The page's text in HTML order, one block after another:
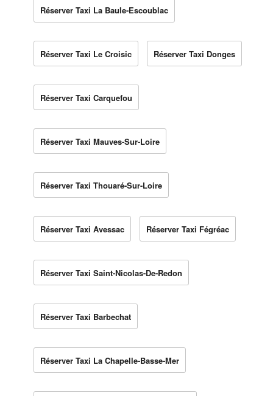
Réserver Taxi La Baule-Escoublac
Réserver Taxi Le Croisic Réserver Taxi Donges
Réserver Taxi Carquefou
Réserver Taxi Mauves-Sur-Loire
Réserver Taxi Thouaré-Sur-Loire
Réserver Taxi Avessac Réserver Taxi Fégréac
Réserver Taxi Saint-Nicolas-De-Redon
Réserver Taxi Barbechat
Réserver Taxi La Chapelle-Basse-Mer